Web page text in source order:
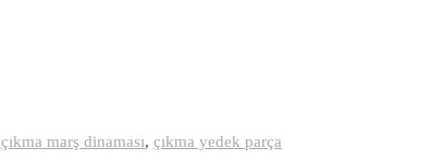
çıkma marş dinaması, çıkma yedek parça